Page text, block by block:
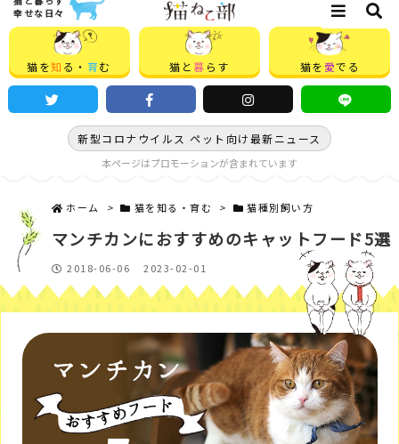
幸せな日々
猫を知 る・ 育む 猫と 暮 らす 猫を 愛でる
新型コロナウイルス ペット向け最新ニュース
本ページはプロモーションが含まれています
ホーム > 猫を知る・育む > 猫種別飼い方
マンチカンにおすすめのキャットフード5選
2018-06-06 2023-02-01